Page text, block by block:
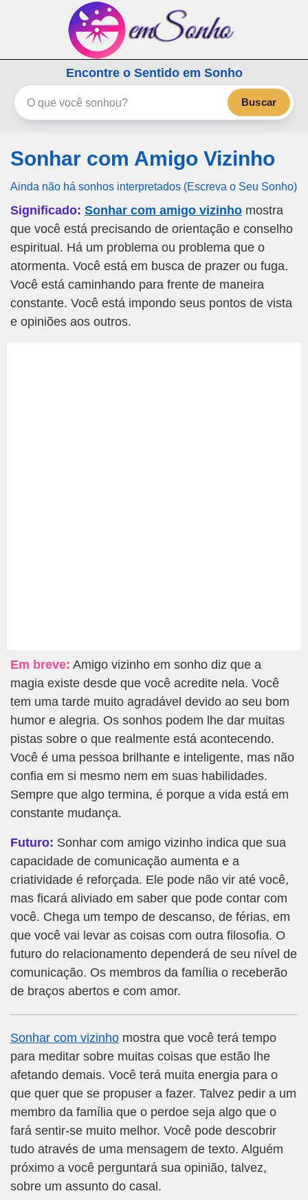
emSonho.com
Os sonhos significam mais
Encontre o Sentido em Sonho
Buscar
Sonhar com Amigo Vizinho
Ainda não há sonhos interpretados (Escreva o Seu Sonho)
Significado: Sonhar com amigo vizinho mostra
que você está precisando de orientação e conselho
espiritual. Há um problema ou problema que o
atormenta. Você está em busca de prazer ou fuga.
Você está caminhando para frente de maneira
constante. Você está impondo seus pontos de vista
e opiniões aos outros.
Em breve: Amigo vizinho em sonho diz que a
magia existe desde que você acredite nela. Você
tem uma tarde muito agradável devido ao seu bom
humor e alegria. Os sonhos podem lhe dar muitas
pistas sobre o que realmente está acontecendo.
Você é uma pessoa brilhante e inteligente, mas não
confia em si mesmo nem em suas habilidades.
Sempre que algo termina, é porque a vida está em
constante mudança.
Futuro: Sonhar com amigo vizinho indica que sua
capacidade de comunicação aumenta e a
criatividade é reforçada. Ele pode não vir até você,
mas ficará aliviado em saber que pode contar com
você. Chega um tempo de descanso, de férias, em
que você vai levar as coisas com outra filosofia. O
futuro do relacionamento dependerá de seu nível de
comunicação. Os membros da família o receberão
de braços abertos e com amor.
Sonhar com vizinho mostra que você terá tempo
para meditar sobre muitas coisas que estão lhe
afetando demais. Você terá muita energia para o
que quer que se propuser a fazer. Talvez pedir a um
membro da família que o perdoe seja algo que o
fará sentir-se muito melhor. Você pode descobrir
tudo através de uma mensagem de texto. Alguém
próximo a você perguntará sua opinião, talvez,
sobre um assunto do casal.